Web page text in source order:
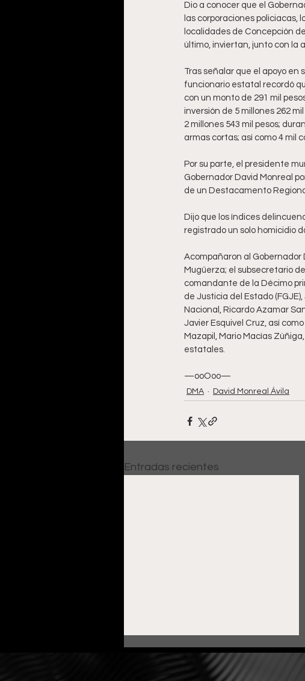
Dio a conocer que el
las corporaciones policiacas,
localidades de Concepción
último, inviertan, junto con la
Tras señalar que el apoyo en
funcionario estatal recordó
con un monto de 291 mil
inversión de 5 millones 262
2 millones 543 mil pesos;
armas cortas; así como 4 mil
Por su parte, el presidente
Gobernador David Monreal
de un Destacamento
Dijo que los índices
registrado un solo homicidio
Acompañaron al Gobernador
Mugüerza; el subsecretario
comandante de la Décimo
de Justicia del Estado
Nacional, Ricardo Azamar
Javier Esquivel Cruz, así
Mazapil, Mario Macías
estatales.
—ooOoo—
DMA David Monreal Ávila
Entradas recientes